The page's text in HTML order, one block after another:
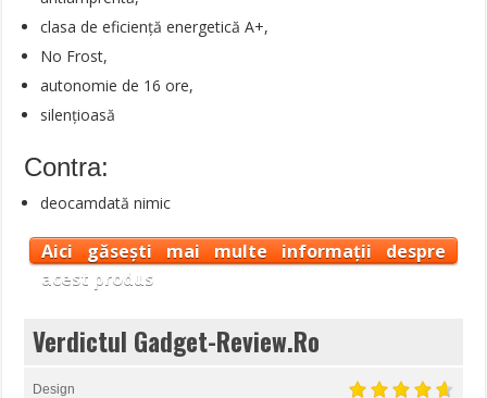
clasa de eficiență energetică A+,
No Frost,
autonomie de 16 ore,
silențioasă
Contra:
deocamdată nimic
Aici găsești mai multe informații despre
acest produs
Verdictul Gadget-Review.Ro
Design